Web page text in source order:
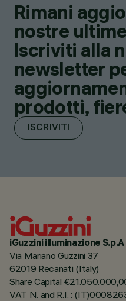
Rimani
nostre
Iscriviti alla
newsletter
prodotti,
ISCRIVITI
iGuzzini illuminazione S.p.A
Via Mariano Guzzini 37
62019 Recanati (Italy)
Share Capital
VAT N. and R.I. :